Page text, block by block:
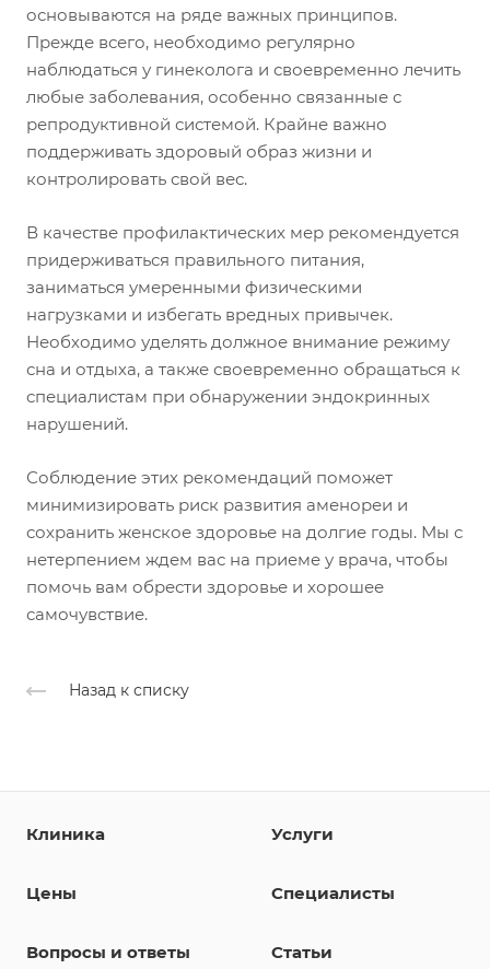
основываются на ряде важных принципов.
Прежде всего, необходимо регулярно
наблюдаться у гинеколога и своевременно лечить
любые заболевания, особенно связанные с
репродуктивной системой. Крайне важно
поддерживать здоровый образ жизни и
контролировать свой вес.
В качестве профилактических мер рекомендуется
придерживаться правильного питания,
заниматься умеренными физическими
нагрузками и избегать вредных привычек.
Необходимо уделять должное внимание режиму
сна и отдыха, а также своевременно обращаться к
специалистам при обнаружении эндокринных
нарушений.
Соблюдение этих рекомендаций поможет
минимизировать риск развития аменореи и
сохранить женское здоровье на долгие годы. Мы с
нетерпением ждем вас на приеме у врача, чтобы
помочь вам обрести здоровье и хорошее
самочувствие.
Назад к списку
Клиника Услуги
Цены Специалисты
Вопросы и ответы Статьи